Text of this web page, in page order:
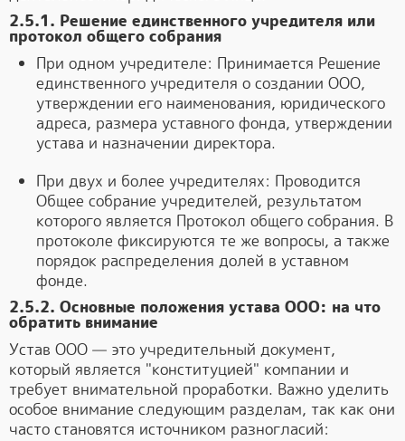
2.5.1. Решение единственного учредителя или
протокол общего собрания
При одном учредителе: Принимается Решение
единственного учредителя о создании ООО,
утверждении его наименования, юридического
адреса, размера уставного фонда, утверждении
устава и назначении директора.
При двух и более учредителях: Проводится
Общее собрание учредителей, результатом
которого является Протокол общего собрания. В
протоколе фиксируются те же вопросы, а также
порядок распределения долей в уставном
фонде.
2.5.2. Основные положения устава ООО: на что
обратить внимание
Устав ООО — это учредительный документ,
который является "конституцией" компании и
требует внимательной проработки. Важно уделить
особое внимание следующим разделам, так как они
часто становятся источником разногласий: